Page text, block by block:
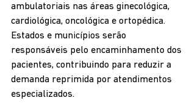
ambulatoriais nas áreas ginecológica,
cardiológica, oncológica e ortopédica.
Estados e municípios serão
responsáveis pelo encaminhamento dos
pacientes, contribuindo para reduzir a
demanda reprimida por atendimentos
especializados.